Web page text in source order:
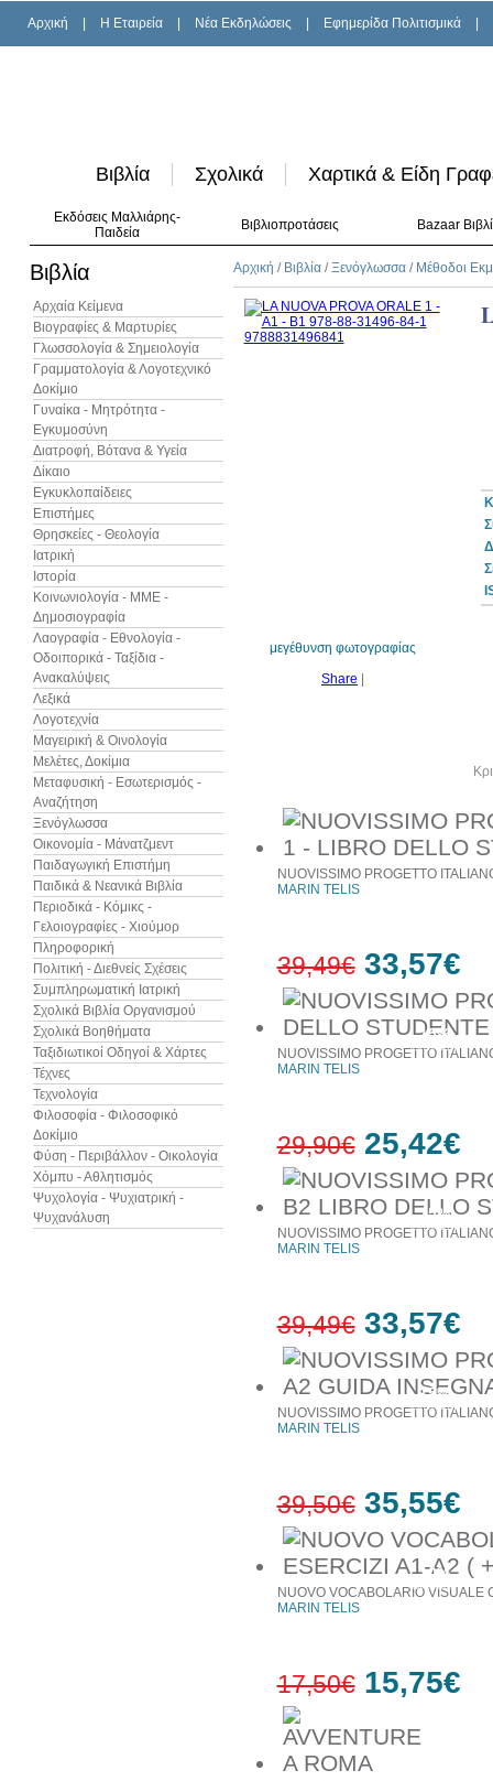
Αρχική H Εταιρεία Νέα Εκδηλώσεις Εφημερίδα Πολιτισμικά
Βιβλία Σχολικά Χαρτικά & Είδη
Εκδόσεις Μαλλιάρης-
Παιδεία
Βιβλιοπροτάσεις Bazaar
Βιβλία
Αρχαία Κείμενα
Βιογραφίες & Μαρτυρίες
Γλωσσολογία & Σημειολογία
Γραμματολογία & Λογοτεχνικό
Δοκίμιο
Γυναίκα - Μητρότητα -
Εγκυμοσύνη
Διατροφή, Βότανα & Υγεία
Δίκαιο
Εγκυκλοπαίδειες
Επιστήμες
Θρησκείες - Θεολογία
Ιατρική
Ιστορία
Κοινωνιολογία - ΜΜΕ -
Δημοσιογραφία
Λαογραφία - Εθνολογία -
Οδοιπορικά - Ταξίδια -
Ανακαλύψεις
Λεξικά
Λογοτεχνία
Μαγειρική & Οινολογία
Μελέτες, Δοκίμια
Μεταφυσική - Εσωτερισμός -
Αναζήτηση
Ξενόγλωσσα
Οικονομία - Μάνατζμεντ
Παιδαγωγική Επιστήμη
Παιδικά & Νεανικά Βιβλία
Περιοδικά - Κόμικς -
Γελοιογραφίες - Χιούμορ
Πληροφορική
Πολιτική - Διεθνείς Σχέσεις
Συμπληρωματική Ιατρική
Σχολικά Βιβλία Οργανισμού
Σχολικά Βοηθήματα
Ταξιδιωτικοί Οδηγοί & Χάρτες
Τέχνες
Τεχνολογία
Φιλοσοφία - Φιλοσοφικό
Δοκίμιο
Φύση - Περιβάλλον - Οικολογία
Χόμπυ - Αθλητισμός
Ψυχολογία - Ψυχιατρική -
Ψυχανάλυση
Αρχική / Βιβλία /Ξενόγλωσσα / Μέθοδοι
μεγέθυνση φωτογραφίας
Share
15%
έκπτωση
NUOVISSIMO PROGETTO
MARIN TELIS
39,49€ 33,57€
15%
έκπτωση
NUOVISSIMO PROGETTO
MARIN TELIS
29,90€ 25,42€
15%
έκπτωση
NUOVISSIMO PROGETTO
MARIN TELIS
39,49€ 33,57€
10%
έκπτωση
NUOVISSIMO PROGETTO
MARIN TELIS
39,50€ 35,55€
NUOVO VOCABOLARIO VISUALE
MARIN TELIS
17,50€ 15,75€